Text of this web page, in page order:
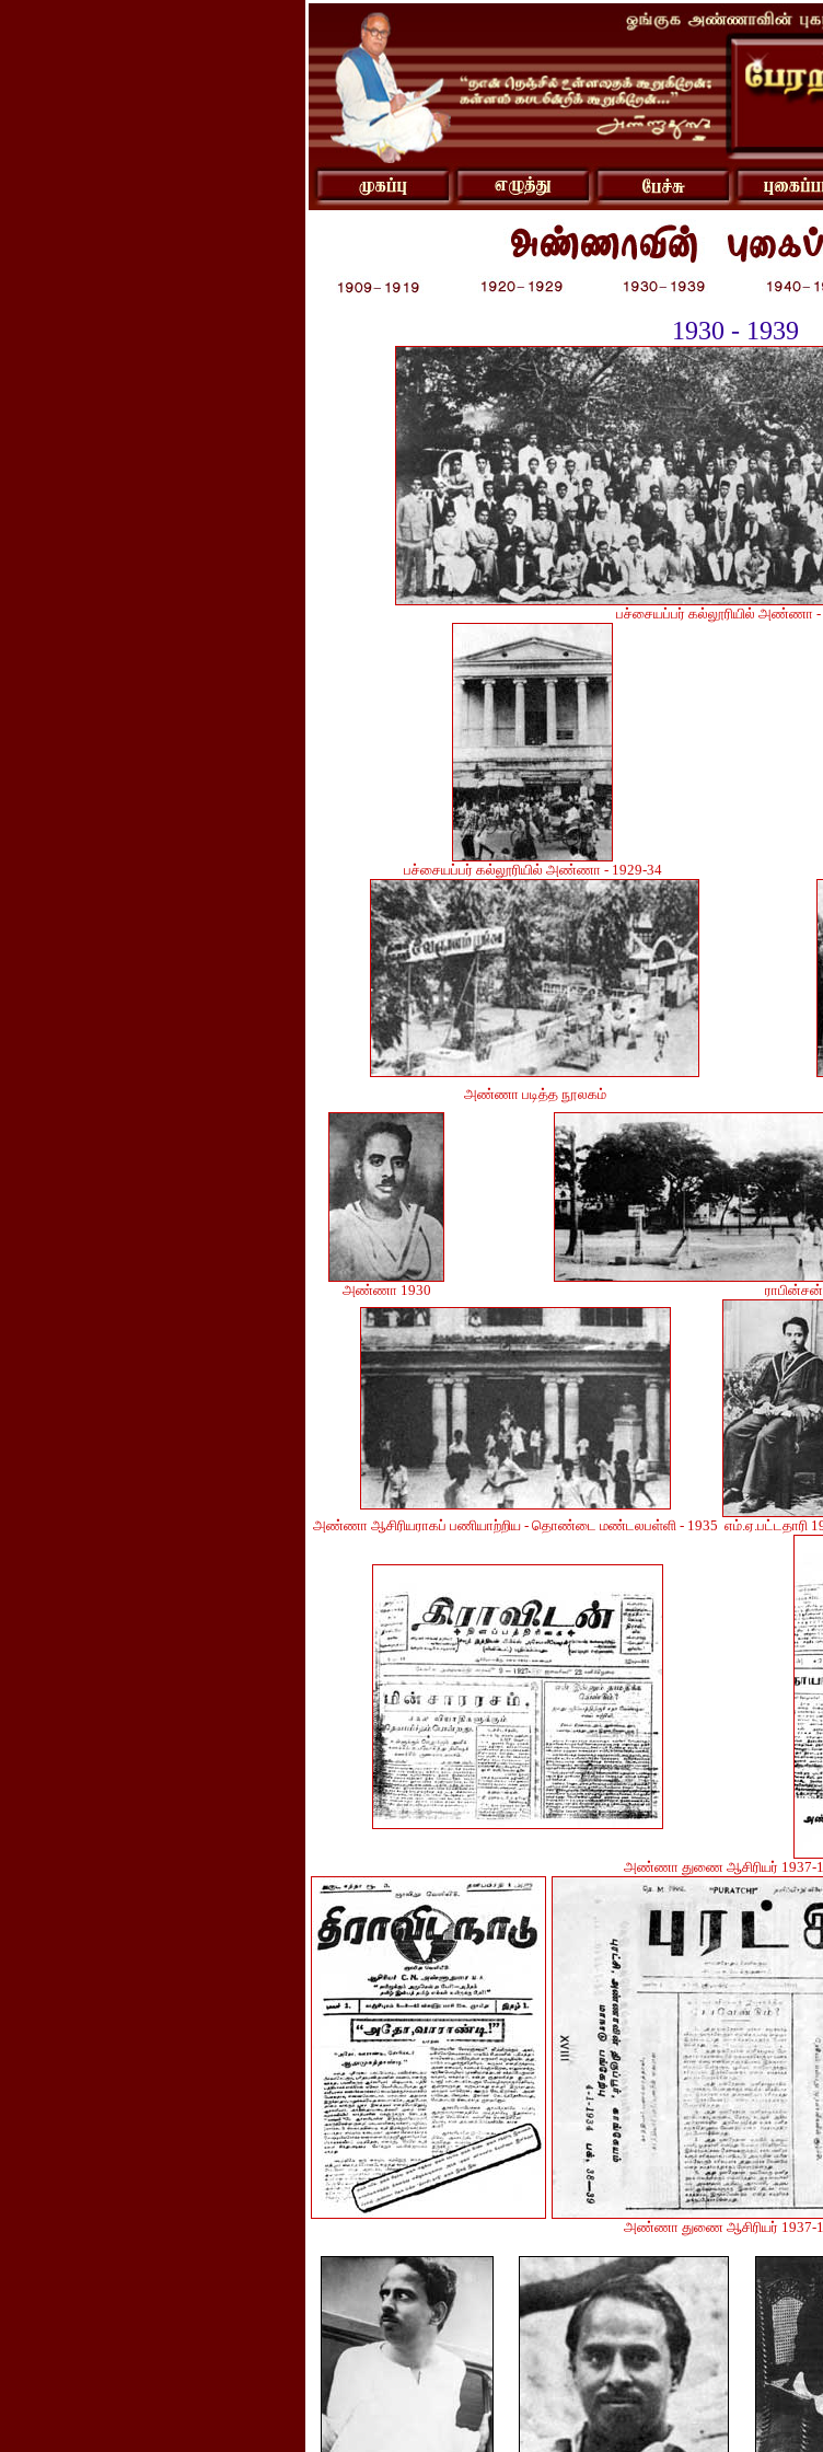
1930 - 1939
பச்சையப்பர் கல்லூரியில் அண்ணா -
பச்சையப்பர் கல்லூரியில் அண்ணா - 1929-34
அண்ணா படித்த நூலகம்
அண்ணா 1930 ராபின்சன்
அண்ணா ஆசிரியராகப் பணியாற்றிய - தொண்டை மண்டலபள்ளி - 1935 எம்.ஏ.பட்டதாரி
அண்ணா துணை ஆசிரியர் 1937-
அண்ணா துணை ஆசிரியர் 1937-